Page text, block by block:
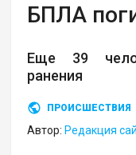
БПЛА
Еще 39
ранения
ПРОИСШЕСТВИЯ
Автор: Редакция